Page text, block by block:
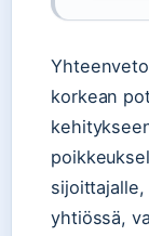
korkean
yhtiössä,